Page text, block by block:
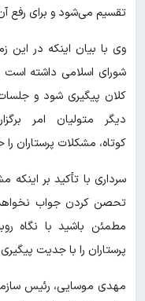
تقسیم می‌شود و برای رفع
وی با بیان اینکه در این
شورای اسلامی داشته
کلان پیگیری شود و
دیگر متولیان امر
کوتاه، مشکلات پرستاران
سرداری با تأکید بر
تحصن کردن جواب
مطمئن باشید با نگاه
پرستاران را با جدیت
مهدی موسایی، رئیس